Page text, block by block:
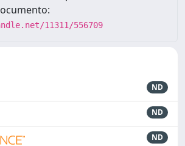
11311/556709
ND
ND
ND